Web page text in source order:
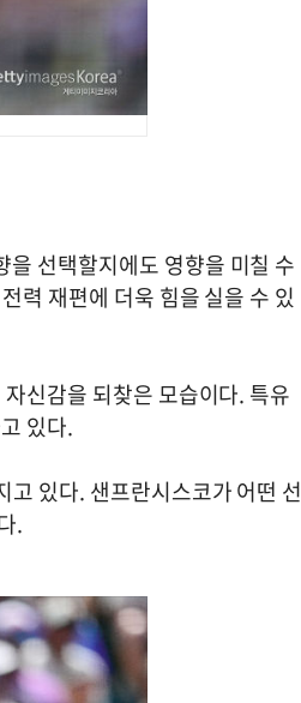
선택할지에도 영향을 미칠 수
력 재편에 더욱 힘을 실을 수 있
신감을 되찾은 모습이다. 특유
있다.
있다. 샌프란시스코가 어떤 선
.